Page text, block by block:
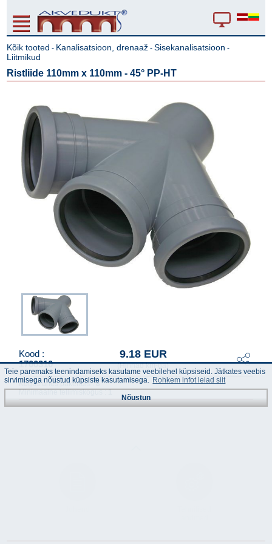
Kõik tooted - Kanalisatsioon, drenaaž -Sisekanalisatsioon -
Liitmikud
Ristliide 110mm x 110mm - 45° PP-HT
Kood :
1700310
9.18 EUR
(Hinnad km-ga)
Kogus ühes pakendis :8
Minimaalne tellimiskogus :1
Teie paremaks teenindamiseks kasutame veebilehel küpsiseid. Jätkates veebis
sirvimisega nõustud küpsiste kasutamisega. Rohkem infot leiad siit
Nõustun